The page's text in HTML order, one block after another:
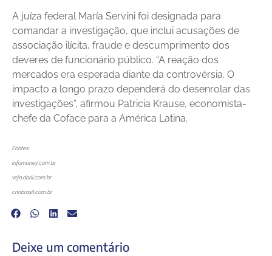
A juíza federal María Servini foi designada para
comandar a investigação, que inclui acusações de
associação ilícita, fraude e descumprimento dos
deveres de funcionário público. “A reação dos
mercados era esperada diante da controvérsia. O
impacto a longo prazo dependerá do desenrolar das
investigações”, afirmou Patricia Krause, economista-
chefe da Coface para a América Latina.
Fontes:
infomoney.com.br
veja.abril.com.br
cnnbrasil.com.br
Deixe um comentário